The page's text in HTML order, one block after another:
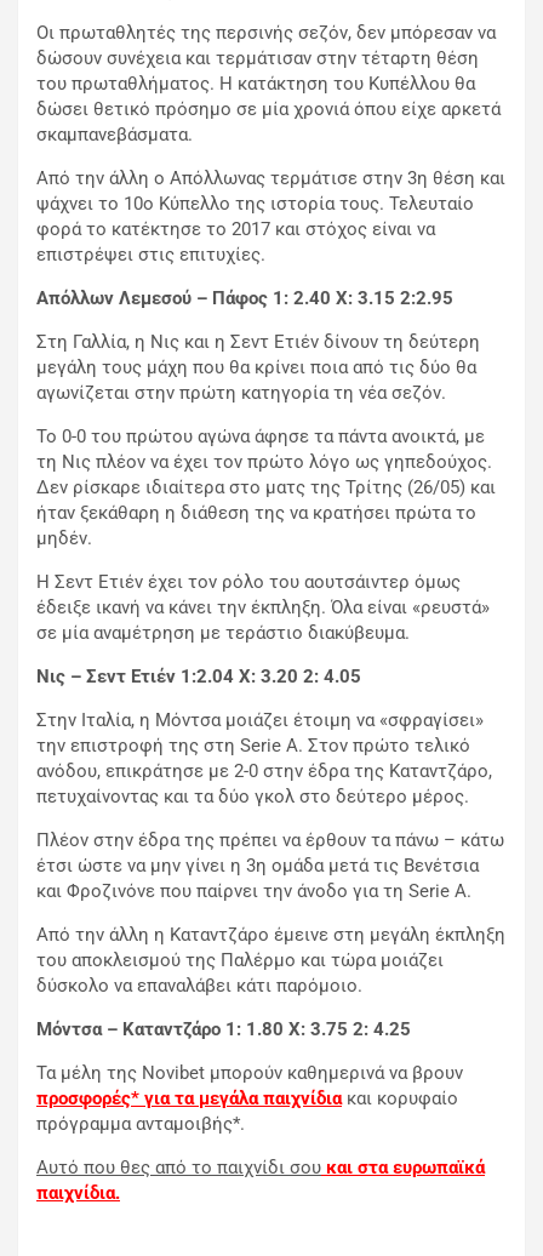
Οι πρωταθλητές της περσινής σεζόν, δεν μπόρεσαν να
δώσουν συνέχεια και τερμάτισαν στην τέταρτη θέση
του πρωταθλήματος. Η κατάκτηση του Κυπέλλου θα
δώσει θετικό πρόσημο σε μία χρονιά όπου είχε αρκετά
σκαμπανεβάσματα.
Από την άλλη ο Απόλλωνας τερμάτισε στην 3η θέση και
ψάχνει το 10ο Κύπελλο της ιστορία τους. Τελευταίο
φορά το κατέκτησε το 2017 και στόχος είναι να
επιστρέψει στις επιτυχίες.
Απόλλων Λεμεσού – Πάφος 1: 2.40 X: 3.15 2:2.95
Στη Γαλλία, η Νις και η Σεντ Ετιέν δίνουν τη δεύτερη
μεγάλη τους μάχη που θα κρίνει ποια από τις δύο θα
αγωνίζεται στην πρώτη κατηγορία τη νέα σεζόν.
Το 0-0 του πρώτου αγώνα άφησε τα πάντα ανοικτά, με
τη Νις πλέον να έχει τον πρώτο λόγο ως γηπεδούχος.
Δεν ρίσκαρε ιδιαίτερα στο ματς της Τρίτης (26/05) και
ήταν ξεκάθαρη η διάθεση της να κρατήσει πρώτα το
μηδέν.
Η Σεντ Ετιέν έχει τον ρόλο του αουτσάιντερ όμως
έδειξε ικανή να κάνει την έκπληξη. Όλα είναι «ρευστά»
σε μία αναμέτρηση με τεράστιο διακύβευμα.
Νις – Σεντ Ετιέν 1:2.04 X: 3.20 2: 4.05
Στην Ιταλία, η Μόντσα μοιάζει έτοιμη να «σφραγίσει»
την επιστροφή της στη Serie A. Στον πρώτο τελικό
ανόδου, επικράτησε με 2-0 στην έδρα της Καταντζάρο,
πετυχαίνοντας και τα δύο γκολ στο δεύτερο μέρος.
Πλέον στην έδρα της πρέπει να έρθουν τα πάνω – κάτω
έτσι ώστε να μην γίνει η 3η ομάδα μετά τις Βενέτσια
και Φροζινόνε που παίρνει την άνοδο για τη Serie A.
Από την άλλη η Καταντζάρο έμεινε στη μεγάλη έκπληξη
του αποκλεισμού της Παλέρμο και τώρα μοιάζει
δύσκολο να επαναλάβει κάτι παρόμοιο.
Μόντσα – Καταντζάρο 1: 1.80 X: 3.75 2: 4.25
Τα μέλη της Novibet μπορούν καθημερινά να βρουν
προσφορές* για τα μεγάλα παιχνίδιακαι κορυφαίο
πρόγραμμα ανταμοιβής*.
Αυτό που θες από το παιχνίδι σου και στα ευρωπαϊκά
παιχνίδια.